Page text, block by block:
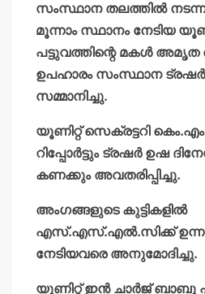
സംസ്ഥാന തലത്തില്‍
മൂന്നാം സ്ഥാനം നേടിയ
പട്ടുവത്തിന്റെ മകള്‍ അമൃത
ഉപഹാരം സംസ്ഥാന
സമ്മാനിച്ചു.
യൂണിറ്റ് സെക്രട്ടറി
റിപ്പോര്‍ട്ടും ട്രഷര്‍ ഉഷ
കണക്കും അവതരിപ്പിച്ചു.
അംഗങ്ങളുടെ കുട്ടികളില്‍
എസ്.എസ്.എല്‍.സിക്ക്
നേടിയവരെ അനുമോദിച്ചു.
യൂണിറ്റ് ഇന്‍ ചാര്‍ജ് ബാബു